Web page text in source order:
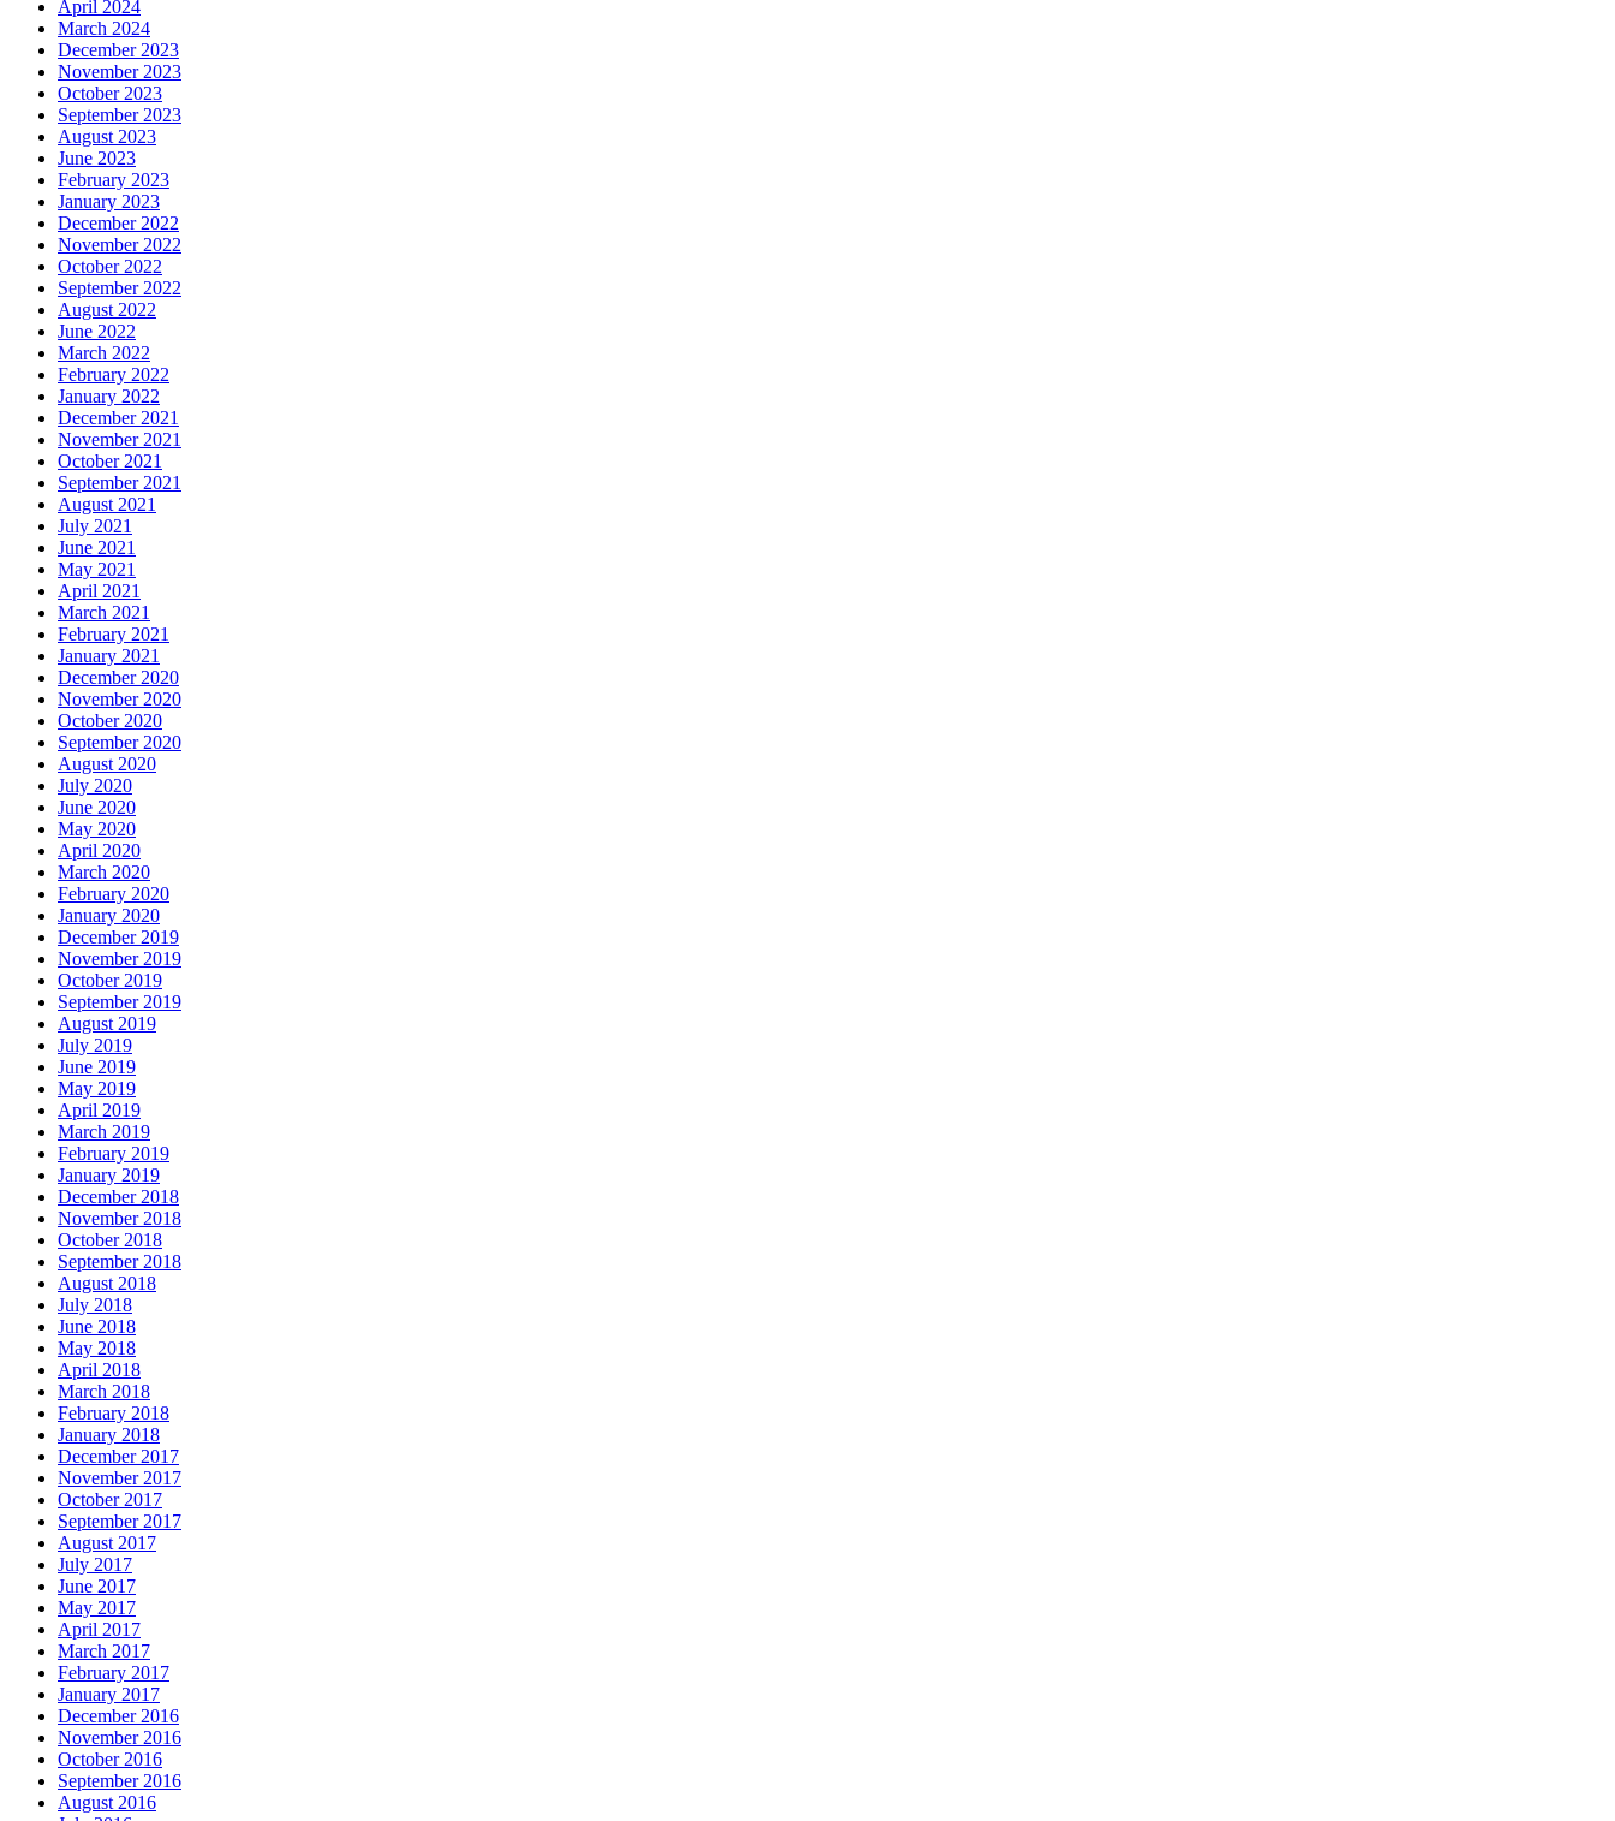
April 2024
March 2024
December 2023
November 2023
October 2023
September 2023
August 2023
June 2023
February 2023
January 2023
December 2022
November 2022
October 2022
September 2022
August 2022
June 2022
March 2022
February 2022
January 2022
December 2021
November 2021
October 2021
September 2021
August 2021
July 2021
June 2021
May 2021
April 2021
March 2021
February 2021
January 2021
December 2020
November 2020
October 2020
September 2020
August 2020
July 2020
June 2020
May 2020
April 2020
March 2020
February 2020
January 2020
December 2019
November 2019
October 2019
September 2019
August 2019
July 2019
June 2019
May 2019
April 2019
March 2019
February 2019
January 2019
December 2018
November 2018
October 2018
September 2018
August 2018
July 2018
June 2018
May 2018
April 2018
March 2018
February 2018
January 2018
December 2017
November 2017
October 2017
September 2017
August 2017
July 2017
June 2017
May 2017
April 2017
March 2017
February 2017
January 2017
December 2016
November 2016
October 2016
September 2016
August 2016